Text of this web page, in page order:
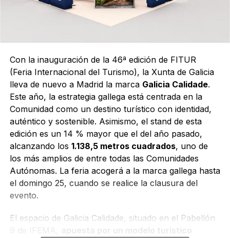
Con la inauguración de la 46ª edición de FITUR
(Feria Internacional del Turismo), la Xunta de Galicia
lleva de nuevo a Madrid la marca Galicia Calidade.
Este año, la estrategia gallega está centrada en la
Comunidad como un destino turístico con identidad,
auténtico y sostenible. Asimismo, el stand de esta
edición es un 14 % mayor que el del año pasado,
alcanzando los 1.138,5 metros cuadrados, uno de
los más amplios de entre todas las Comunidades
Autónomas. La feria acogerá a la marca gallega hasta
el domingo 25, cuando se realice la clausura del
evento.
El espacio de Galicia Calidade, situado en el Pabellón